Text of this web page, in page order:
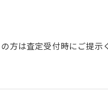
方は査定受付時にご提